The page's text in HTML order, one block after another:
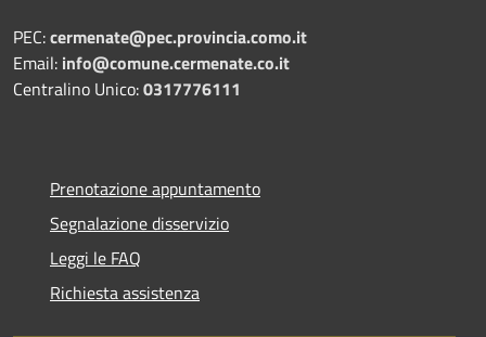
PEC:cermenate@pec.provincia.como.it
Email: info@comune.cermenate.co.it
Centralino Unico:0317776111
Prenotazione appuntamento
Segnalazione disservizio
Leggi le FAQ
Richiesta assistenza